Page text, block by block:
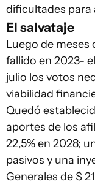
dificultades para
El salvataje
Luego de
fallido en 2023-
julio los votos
viabilidad
Quedó
aportes de los
22,5% en 2028;
pasivos y una
Generales de $